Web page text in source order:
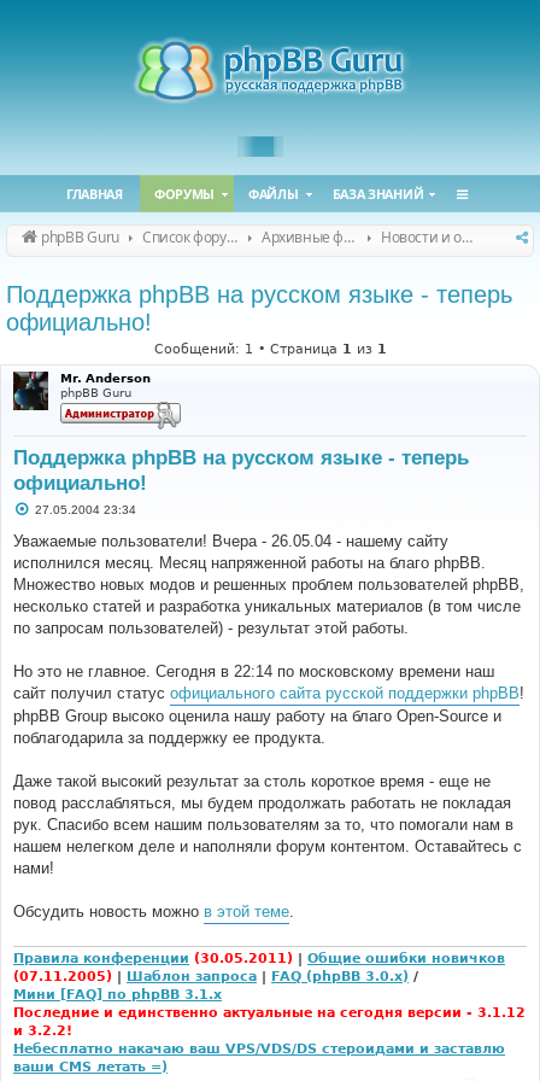
ГЛАВНАЯ ФОРУМЫ ФАЙЛЫ БАЗА ЗНАНИЙ
phpBB Guru Список форумов Архивные форумы Новости и объявления (архив)
Поддержка phpBB на русском языке - теперь
официально!
Сообщений: 1 • Страница 1 из 1
Mr. Anderson
phpBB Guru
Поддержка phpBB на русском языке - теперь
официально!
С
о
б
щ
е
н
и
е
27.05.2004 23:34
Уважаемые пользователи! Вчера - 26.05.04 - нашему сайту
исполнился месяц. Месяц напряженной работы на благо phpBB.
Множество новых модов и решенных проблем пользователей phpBB,
несколько статей и разработка уникальных материалов (в том числе
по запросам пользователей) - результат этой работы.
Но это не главное. Сегодня в 22:14 по московскому времени наш
сайт получил статус официального сайта русской поддержки phpBB!
phpBB Group высоко оценила нашу работу на благо Open-Source и
поблагодарила за поддержку ее продукта.
Даже такой высокий результат за столь короткое время - еще не
повод расслабляться, мы будем продолжать работать не покладая
рук. Спасибо всем нашим пользователям за то, что помогали нам в
нашем нелегком деле и наполняли форум контентом. Оставайтесь с
нами!
Обсудить новость можно в этой теме.
Правила конференции (30.05.2011) | Общие ошибки новичков
(07.11.2005) | Шаблон запроса | FAQ (phpBB 3.0.x) /
Мини [FAQ] по phpBB 3.1.x
Последние и единственно актуальные на сегодня версии - 3.1.12
и 3.2.2!
Небесплатно накачаю ваш VPS/VDS/DS стероидами и заставлю
ваши CMS летать =)